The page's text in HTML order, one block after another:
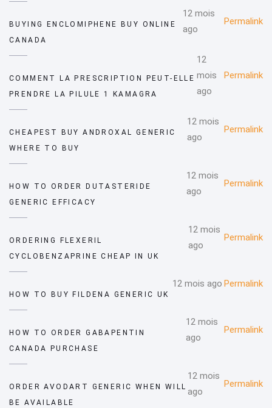
BUYING ENCLOMIPHENE BUY ONLINE
CANADA
12 mois
ago
Permalink
COMMENT LA PRESCRIPTION PEUT-ELLE
PRENDRE LA PILULE 1 KAMAGRA
12
mois
ago
Permalink
CHEAPEST BUY ANDROXAL GENERIC
WHERE TO BUY
12 mois
ago
Permalink
HOW TO ORDER DUTASTERIDE
GENERIC EFFICACY
12 mois
ago
Permalink
ORDERING FLEXERIL
CYCLOBENZAPRINE CHEAP IN UK
12 mois
ago
Permalink
HOW TO BUY FILDENA GENERIC UK
12 mois ago Permalink
HOW TO ORDER GABAPENTIN
CANADA PURCHASE
12 mois
ago
Permalink
ORDER AVODART GENERIC WHEN WILL
BE AVAILABLE
12 mois
ago
Permalink